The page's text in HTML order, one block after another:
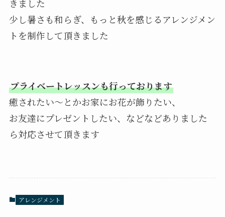
きました
少し暑さも和らぎ、もっと秋を感じるアレンジメン
トを制作して頂きました
プライベートレッスンも行っております
癒されたい～とかお家にお花が飾りたい、
お友達にプレゼントしたい、などなどありました
ら対応させて頂きます
アレンジメント